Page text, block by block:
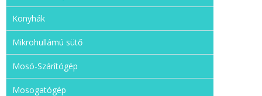
Konyhák
Mikrohullámú sütő
Mosó-Szárítógép
Mosogatógép